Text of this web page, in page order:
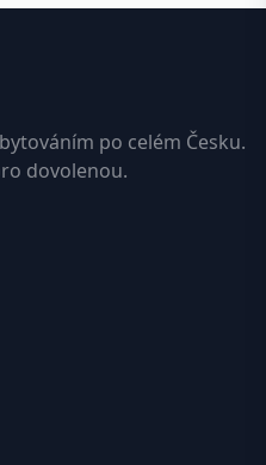
po celém Česku.
dovolenou.